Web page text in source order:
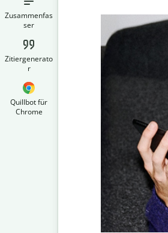
Zusammenfas
ser
Zitiergenerato
r
Quillbot für
Chrome